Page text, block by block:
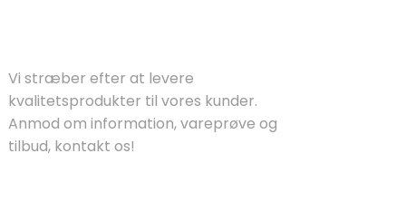
Vi stræber efter at levere
kvalitetsprodukter til vores kunder.
Anmod om information, vareprøve og
tilbud, kontakt os!